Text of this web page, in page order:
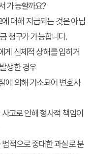
가능할까요?
대해 지급되는 것은 아닙
청구가 가능합니다.
게 신체적 상해를 입히거
생한 경우
에 의해 기소되어 변호사
고로 인해 형사적 책임이
적으로 중대한 과실로 분